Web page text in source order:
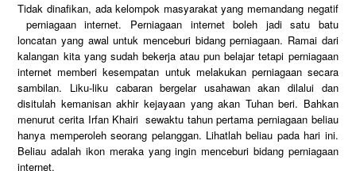
Tidak dinafikan, ada kelompok masyarakat yang memandang negatif
perniagaan internet. Perniagaan internet boleh jadi satu batu
loncatan yang awal untuk menceburi bidang perniagaan. Ramai dari
kalangan kita yang sudah bekerja atau pun belajar tetapi perniagaan
internet memberi kesempatan untuk melakukan perniagaan secara
sambilan. Liku-liku cabaran bergelar usahawan akan dilalui dan
disitulah kemanisan akhir kejayaan yang akan Tuhan beri. Bahkan
menurut cerita Irfan Khairi sewaktu tahun pertama perniagaan beliau
hanya memperoleh seorang pelanggan. Lihatlah beliau pada hari ini.
Beliau adalah ikon meraka yang ingin menceburi bidang perniagaan
internet.